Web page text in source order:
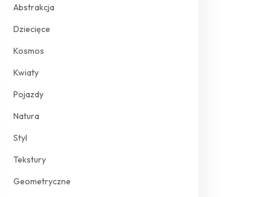
Abstrakcja
Dziecięce
Kosmos
Kwiaty
Pojazdy
Natura
Styl
Tekstury
Geometryczne